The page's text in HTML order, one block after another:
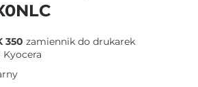
350 zamiennik do drukarek